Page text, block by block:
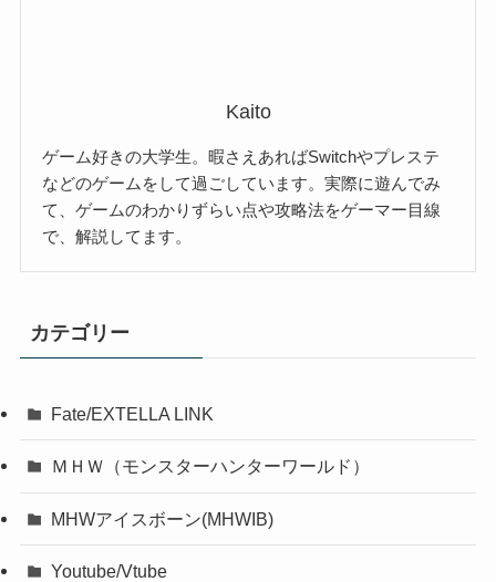
Kaito
ゲーム好きの大学生。暇さえあればSwitchやプレステ
などのゲームをして過ごしています。実際に遊んでみ
て、ゲームのわかりずらい点や攻略法をゲーマー目線
で、解説してます。
カテゴリー
Fate/EXTELLA LINK
ＭＨＷ（モンスターハンターワールド）
MHWアイスボーン(MHWIB)
Youtube/Vtube